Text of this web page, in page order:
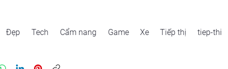
Đẹp Tech Cẩm nang Game Xe Tiếp thị tiep-thi